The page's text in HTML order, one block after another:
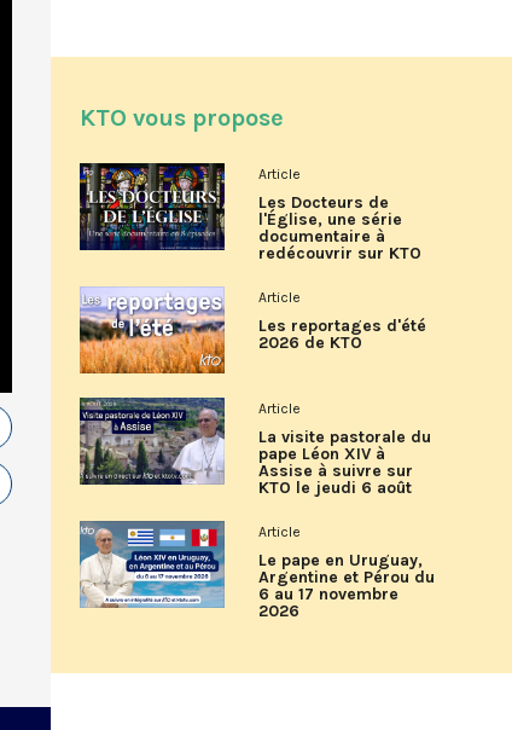
KTO vous propose
Article
Les Docteurs de
l'Église, une série
documentaire à
redécouvrir sur KTO
Article
Les reportages d'été
2026 de KTO
Article
La visite pastorale du
pape Léon XIV à
Assise à suivre sur
KTO le jeudi 6 août
Article
Le pape en Uruguay,
Argentine et Pérou du
6 au 17 novembre
2026